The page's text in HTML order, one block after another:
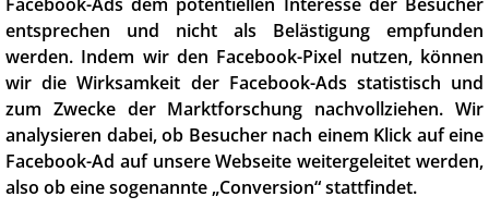
entsprechen und nicht als Belästigung empfunden
werden. Indem wir den Facebook-Pixel nutzen, können
wir die Wirksamkeit der Facebook-Ads statistisch und
zum Zwecke der Marktforschung nachvollziehen. Wir
analysieren dabei, ob Besucher nach einem Klick auf eine
Facebook-Ad auf unsere Webseite weitergeleitet werden,
also ob eine sogenannte „Conversion“ stattfindet.